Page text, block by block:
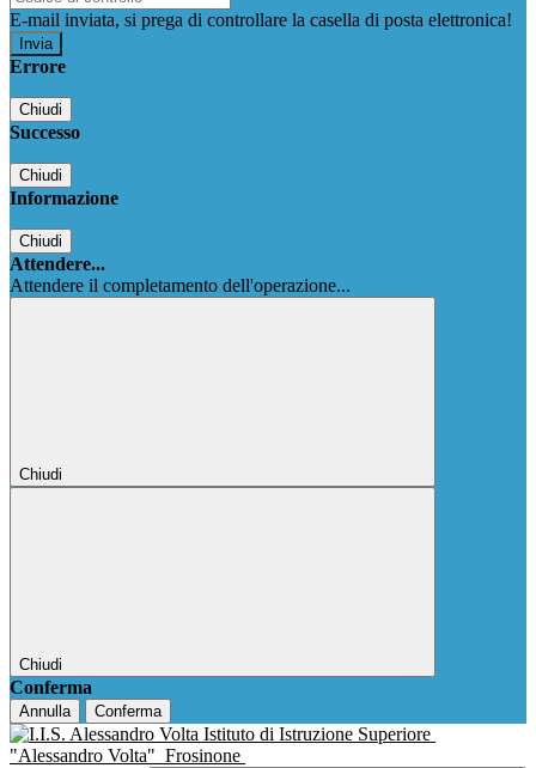
E-mail inviata, si prega di controllare la casella di posta elettronica!
Errore
Chiudi
Successo
Chiudi
Informazione
Chiudi
Attendere...
Attendere il completamento dell'operazione...
Chiudi
Chiudi
Conferma
Annulla Conferma
Istituto di Istruzione Superiore
"Alessandro Volta" Frosinone